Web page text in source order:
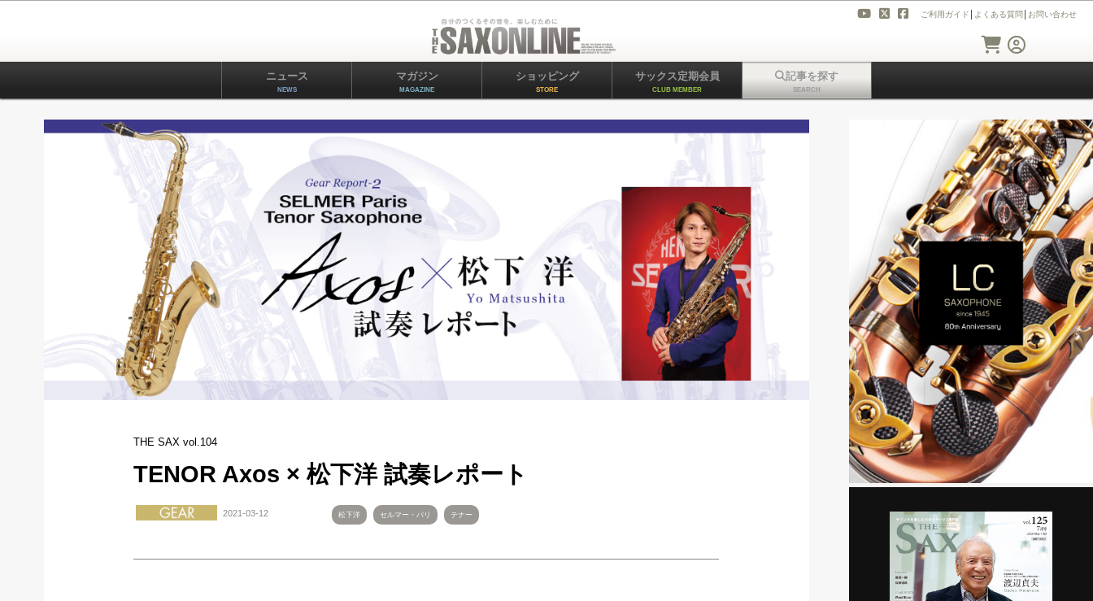
ご利用ガイド よくある質問 お問い合わせ
ニュース
NEWS
マガジン
MAGAZINE
ショッピング
STORE
サックス定期会員
CLUB MEMBER
記事を探す
SEARCH
THE SAX vol.104
TENOR Axos × 松下洋 試奏レポート
2021-03-12 松下洋 セルマー・パリ テナー